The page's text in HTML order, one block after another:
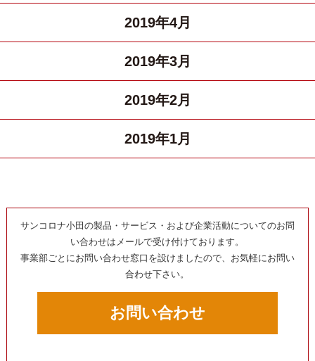
2019年4月
2019年3月
2019年2月
2019年1月
サンコロナ小田の製品・サービス・および企業活動についてのお問
い合わせはメールで受け付けております。
事業部ごとにお問い合わせ窓口を設けましたので、お気軽にお問い
合わせ下さい。
お問い合わせ